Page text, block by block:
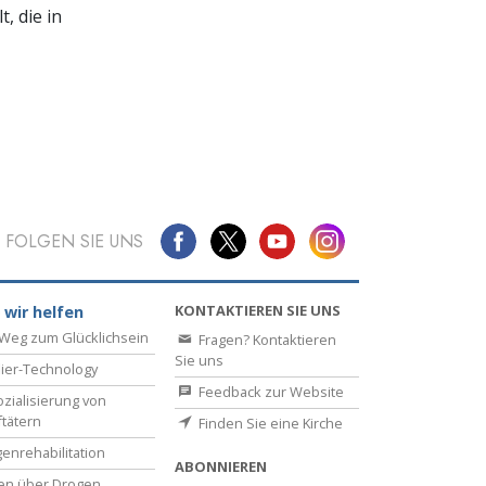
die in
FOLGEN SIE UNS
wir helfen
zum Glücklichsein
Technology
von
KONTAKTIEREN SIE UNS
Fragen? Kontaktieren
Sie uns
Feedback zur Website
Finden Sie eine Kirche
ABONNIEREN